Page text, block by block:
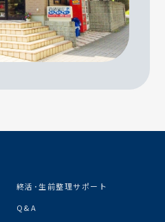
終活･生前整理サポート
Q&A